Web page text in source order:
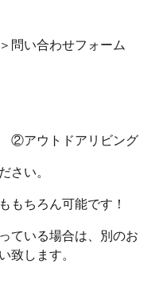
問い合わせフォーム
②アウトドアリビング
さい。
もちろん可能です！
ている場合は、別のお
致します。